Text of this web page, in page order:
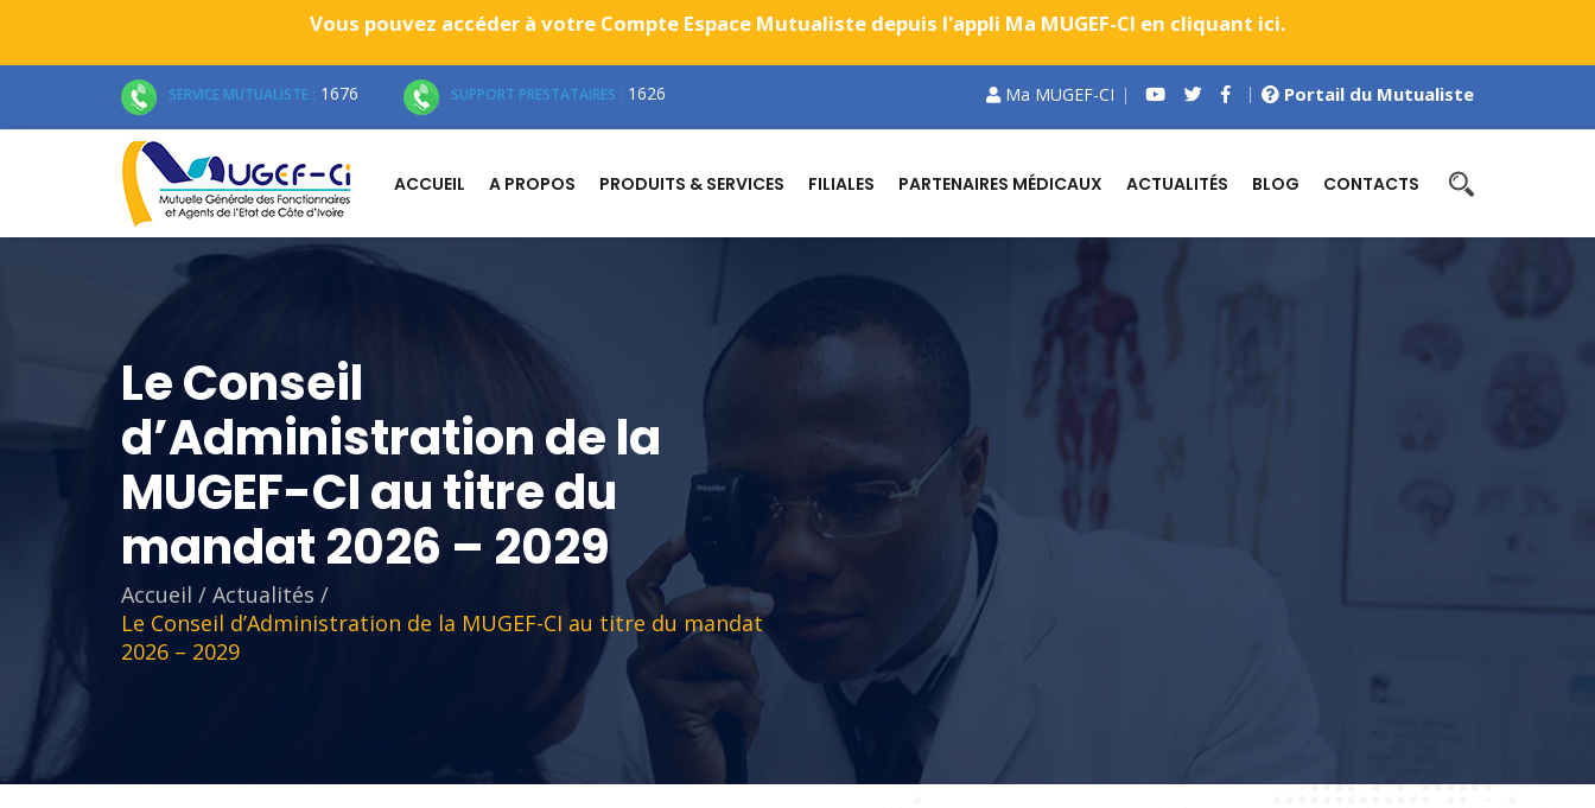
Vous pouvez accéder à votre Compte Espace Mutualiste depuis l'appli Ma MUGEF-CI en cliquant ici.
SERVICE MUTUALISTE : 1676 SUPPORT PRESTATAIRES : 1626 Ma MUGEF-CI Portail du Mutualiste
ACCUEIL A PROPOS PRODUITS & SERVICES FILIALES PARTENAIRES MÉDICAUX ACTUALITÉS BLOG CONTACTS
Le Conseil
d’Administration de la
MUGEF-CI au titre du
mandat 2026 – 2029
Accueil / Actualités /
Le Conseil d’Administration de la MUGEF-CI au titre du mandat
2026 – 2029